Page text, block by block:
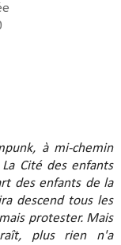
à mi-chemin
Cité des enfants
des enfants de la
descend tous les
protester. Mais
plus rien n'a